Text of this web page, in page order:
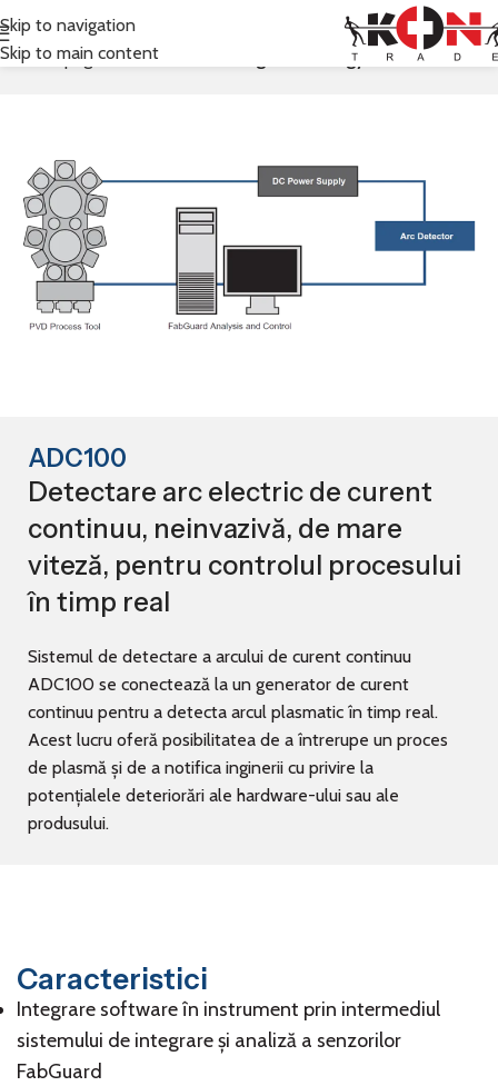
Skip to navigation
Skip to main content
Prima pagină Inficon RF Sensing Technology
ADC100
Detectare arc electric de curent
continuu, neinvazivă, de mare
viteză, pentru controlul procesului
în timp real
Sistemul de detectare a arcului de curent continuu
ADC100 se conectează la un generator de curent
continuu pentru a detecta arcul plasmatic în timp real.
Acest lucru oferă posibilitatea de a întrerupe un proces
de plasmă și de a notifica inginerii cu privire la
potențialele deteriorări ale hardware-ului sau ale
produsului.
Caracteristici
Integrare software în instrument prin intermediul
sistemului de integrare și analiză a senzorilor
FabGuard